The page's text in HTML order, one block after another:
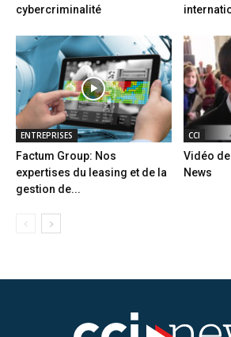
cybercriminalité
ENTREPRISES
Factum Group: Nos
expertises du leasing et de la
gestion de...
CCI
Vidéo
News